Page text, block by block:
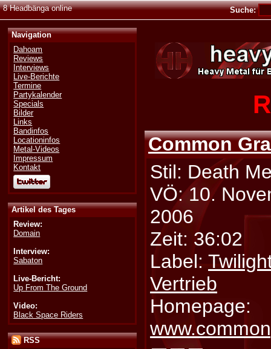
8 Headbänga online Suche:
Navigation
Dahoam
Reviews
Interviews
Live-Berichte
Termine
Partykalender
Specials
Bilder
Links
Bandinfos
Locationinfos
Metal-Videos
Impressum
Kontakt
Artikel des Tages
Review:
Domain
Interview:
Sabaton
Live-Bericht:
Up From The Ground
Video:
Black Space Riders
RSS
Common
Stil: Death
VÖ: 10.
2006
Zeit: 36:02
Label:
Vertrieb
Homepage: